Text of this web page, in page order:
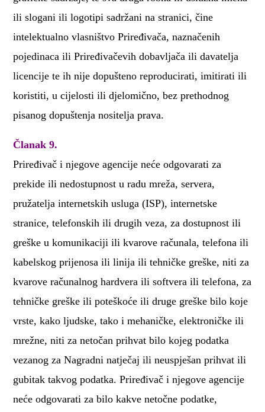
ili slogani ili logotipi sadržani na stranici, čine
intelektualno vlasništvo Priređivača, naznačenih
pojedinaca ili Priređivačevih dobavljača ili davatelja
licencije te ih nije dopušteno reproducirati, imitirati ili
koristiti, u cijelosti ili djelomično, bez prethodnog
pisanog dopuštenja nositelja prava.
Članak 9.
Priređivač i njegove agencije neće odgovarati za
prekide ili nedostupnost u radu mreža, servera,
pružatelja internetskih usluga (ISP), internetske
stranice, telefonskih ili drugih veza, za dostupnost ili
greške u komunikaciji ili kvarove računala, telefona ili
kabelskog prijenosa ili linija ili tehničke greške, niti za
kvarove računalnog hardvera ili softvera ili telefona, za
tehničke greške ili poteškoće ili druge greške bilo koje
vrste, kako ljudske, tako i mehaničke, elektroničke ili
mrežne, niti za netočan prihvat bilo kojeg podatka
vezanog za Nagradni natječaj ili neuspješan prihvat ili
gubitak takvog podatka. Priređivač i njegove agencije
neće odgovarati za bilo kakve netočne podatke,